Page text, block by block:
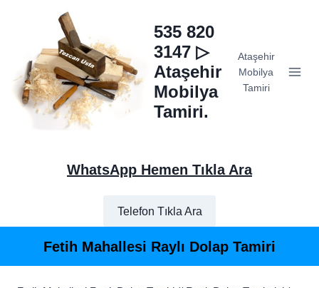
535 820
3147 ▷
Ataşehir
Mobilya
Tamiri.
Ataşehir
Mobilya
Tamiri
WhatsApp Hemen Tıkla Ara
Telefon Tıkla Ara
Fetih Mahallesi Raylı Dolap Tamiri